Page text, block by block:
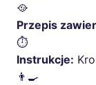
🥘
Przepis
⏱️
Instrukcje:
👨‍🍳